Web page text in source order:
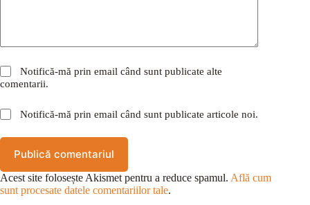
Notifică-mă prin email când sunt publicate alte
comentarii.
Notifică-mă prin email când sunt publicate articole noi.
Publică comentariul
Acest site folosește Akismet pentru a reduce spamul. Află cum
sunt procesate datele comentariilor tale.